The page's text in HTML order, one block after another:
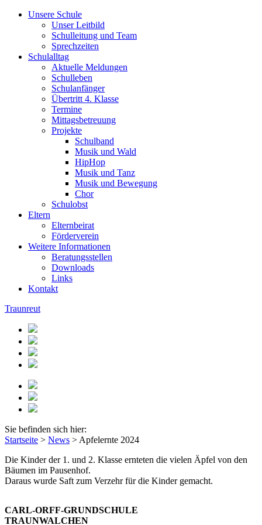
Unsere Schule
Unser Leitbild
Schulleitung und Team
Sprechzeiten
Schulalltag
Aktuelle Meldungen
Schulleben
Schulanfänger
Übertritt 4. Klasse
Termine
Mittagsbetreuung
Projekte
Schulband
Musik und Wald
HipHop
Musik und Tanz
Musik und Bewegung
Chor
Schulobst
Eltern
Elternbeirat
Förderverein
Weitere Informationen
Beratungsstellen
Downloads
Links
Kontakt
Traunreut
Sie befinden sich hier:
Startseite > News > Apfelernte 2024
Die Kinder der 1. und 2. Klasse ernteten die vielen Äpfel von den
Bäumen im Pausenhof.
Daraus wurde Saft zum Verzehr für die Kinder gemacht.
CARL-ORFF-GRUNDSCHULE
TRAUNWALCHEN